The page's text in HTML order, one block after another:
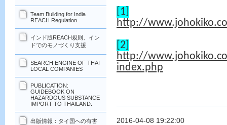
[1]
http://
[2]
http://
index.php
2016-04-08 19:22:00
Team Building for India
REACH Regulation
インド版REACH規則、イン
ドでのモノづくり支援
SEARCH ENGINE OF THAI
LOCAL COMPANIES
PUBLICATION:
GUIDEBOOK ON
HAZARDOUS SUBSTANCE
IMPORT TO THAILAND.
出版情報：タイ国への有害